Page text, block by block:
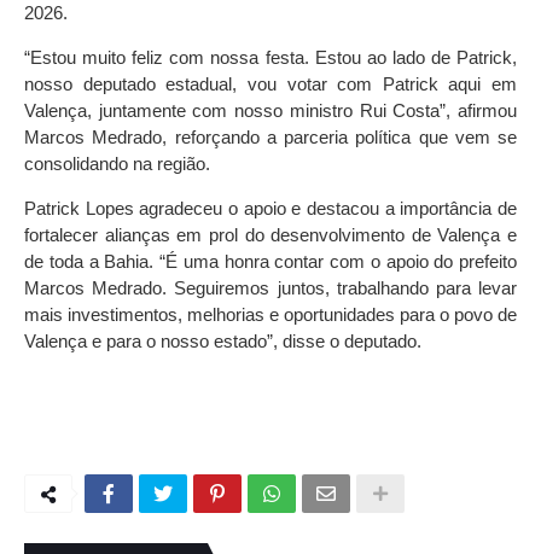
2026.
“Estou muito feliz com nossa festa. Estou ao lado de Patrick,
nosso deputado estadual, vou votar com Patrick aqui em
Valença, juntamente com nosso ministro Rui Costa”, afirmou
Marcos Medrado, reforçando a parceria política que vem se
consolidando na região.
Patrick Lopes agradeceu o apoio e destacou a importância de
fortalecer alianças em prol do desenvolvimento de Valença e
de toda a Bahia. “É uma honra contar com o apoio do prefeito
Marcos Medrado. Seguiremos juntos, trabalhando para levar
mais investimentos, melhorias e oportunidades para o povo de
Valença e para o nosso estado”, disse o deputado.